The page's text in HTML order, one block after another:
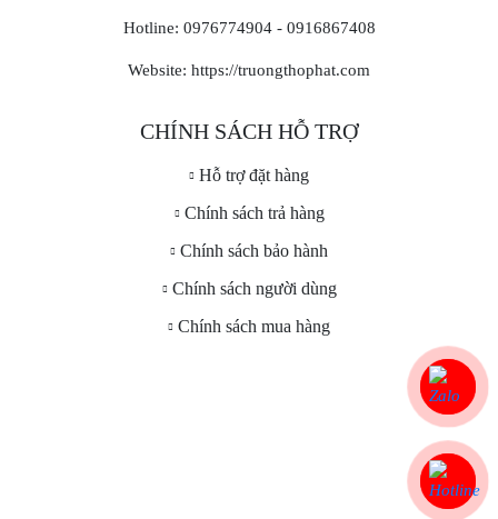
Hotline: 0976774904 - 0916867408
Website: https://truongthophat.com
CHÍNH SÁCH HỖ TRỢ
Hỗ trợ đặt hàng
Chính sách trả hàng
Chính sách bảo hành
Chính sách người dùng
Chính sách mua hàng